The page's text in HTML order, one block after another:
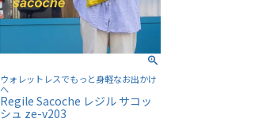
ウォレットレスでもっと身軽なお出かけ
へ
Regile Sacoche レジル サコッ
シュ ze-v203